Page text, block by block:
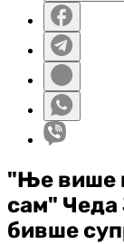
"Ње више
сам" Чеда
бивше